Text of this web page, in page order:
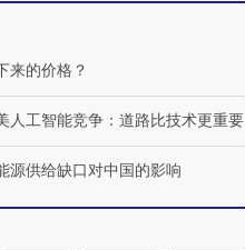
来的价格？
人工智能竞争：道路比技术更重要
源供给缺口对中国的影响